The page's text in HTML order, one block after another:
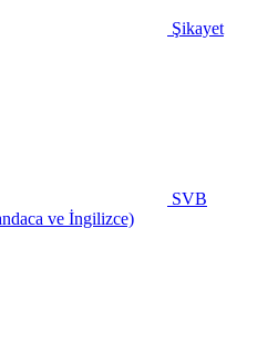
Şikayet
SVB
ve İngilizce)